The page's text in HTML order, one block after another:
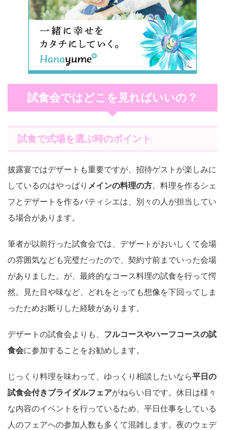
試食会ではどこを見ればいいの？
試食で式場を選ぶ時のポイント
披露宴ではデザートも重要ですが、招待ゲストが楽しみに
しているのはやっぱり メインの料理の方。料理を作るシェ
フとデザートを作るパティシエは、別々の人が担当してい
る場合があります。
筆者が以前行った試食会では、デザートがおいしくて会場
の雰囲気なども完璧だったので、契約寸前までいった会場
がありました。が、最終的なコース料理の試食を行って愕
然。見た目や味など、どれをとっても想像を下回ってしま
ったためお断りした経験があります。
デザートの試食会よりも、 フルコースやハーフコースの試
食会に参加することをお勧めします。
じっくり料理を味わって、ゆっくり相談したいなら平日の
試食会付きブライダルフェアがねらい目です。休日は様々
な内容のイベントを行っているため、平日仕事をしている
人のフェアへの参加人数も多くて混雑します。夜のウェデ